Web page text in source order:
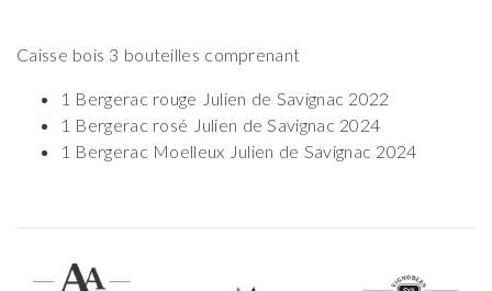
Caisse bois 3 bouteilles comprenant
1 Bergerac rouge Julien de Savignac 2022
1 Bergerac rosé Julien de Savignac 2024
1 Bergerac Moelleux Julien de Savignac 2024